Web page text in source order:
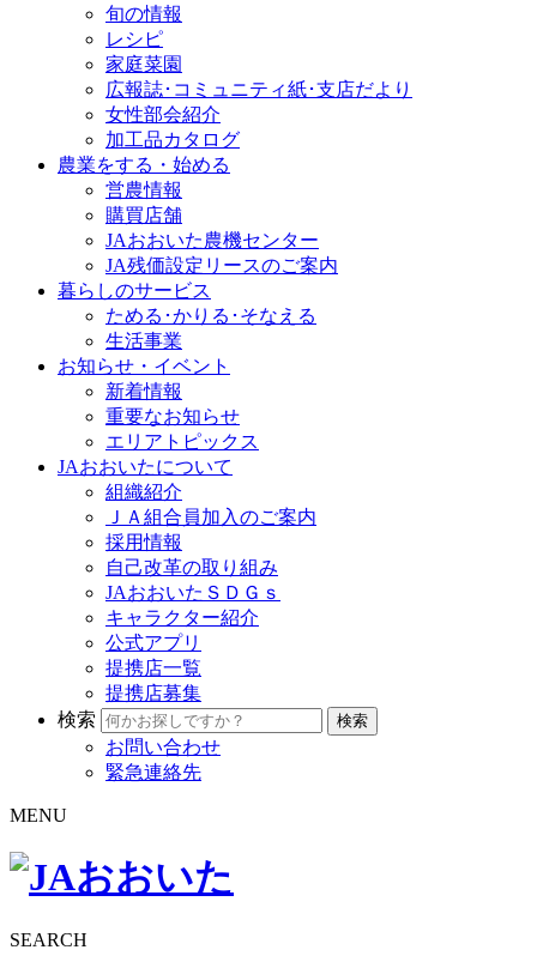
旬の情報
レシピ
家庭菜園
広報誌･コミュニティ紙･支店だより
女性部会紹介
加工品カタログ
農業をする・始める
営農情報
購買店舗
JAおおいた農機センター
JA残価設定リースのご案内
暮らしのサービス
ためる･かりる･そなえる
生活事業
お知らせ・イベント
新着情報
重要なお知らせ
エリアトピックス
JAおおいたについて
組織紹介
ＪＡ組合員加入のご案内
採用情報
自己改革の取り組み
JAおおいたＳＤＧｓ
キャラクター紹介
公式アプリ
提携店一覧
提携店募集
検索
お問い合わせ
緊急連絡先
MENU
SEARCH